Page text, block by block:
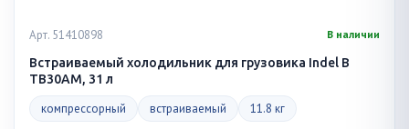
Арт. 51410898 В наличии
Встраиваемый холодильник для грузовика Indel B
TB30AM, 31 л
компрессорный встраиваемый 11.8 кг